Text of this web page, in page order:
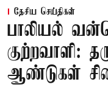
தேசிய செய்திகள்
பாலியல்
குற்றவாளி:
ஆண்டுகள்